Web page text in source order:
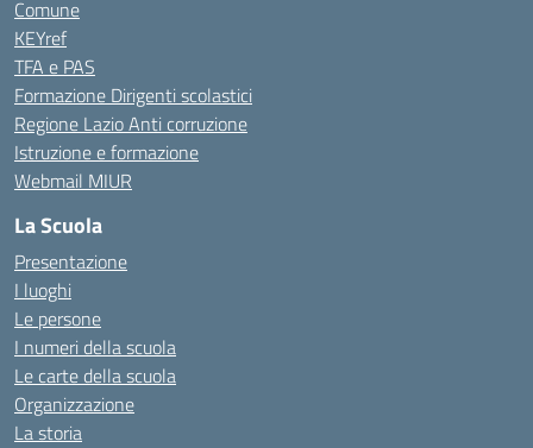
Comune
KEYref
TFA e PAS
Formazione Dirigenti scolastici
Regione Lazio Anti corruzione
Istruzione e formazione
Webmail MIUR
La Scuola
Presentazione
I luoghi
Le persone
I numeri della scuola
Le carte della scuola
Organizzazione
La storia